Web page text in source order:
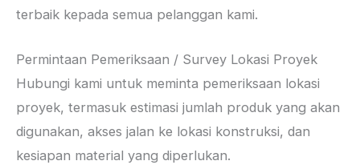
terbaik kepada semua pelanggan kami.
Permintaan Pemeriksaan / Survey Lokasi Proyek
Hubungi kami untuk meminta pemeriksaan lokasi
proyek, termasuk estimasi jumlah produk yang akan
digunakan, akses jalan ke lokasi konstruksi, dan
kesiapan material yang diperlukan.